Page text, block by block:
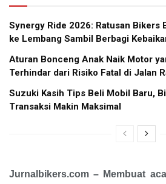
Synergy Ride 2026: Ratusan Bikers
ke Lembang Sambil Berbagi
Aturan Bonceng Anak Naik Motor
Terhindar dari Risiko Fatal di Jalan
Suzuki Kasih Tips Beli Mobil Baru,
Transaksi Makin Maksimal
Jurnalbikers.com – Membuat